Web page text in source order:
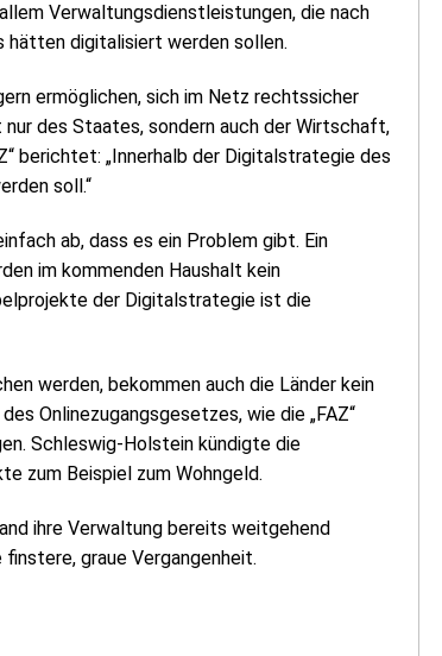
Verwaltungsdienstleistungen, die nach
hätten digitalisiert werden sollen.
ermöglichen, sich im Netz rechtssicher
des Staates, sondern auch der Wirtschaft,
berichtet: „Innerhalb der Digitalstrategie des
soll.“
ab, dass es ein Problem gibt. Ein
im kommenden Haushalt kein
der Digitalstrategie ist die
werden, bekommen auch die Länder kein
Onlinezugangsgesetzes, wie die „FAZ“
Schleswig-Holstein kündigte die
zum Beispiel zum Wohngeld.
ihre Verwaltung bereits weitgehend
graue Vergangenheit.